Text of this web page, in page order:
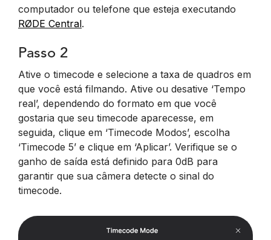
computador ou telefone que esteja executando
RØDE Central.
Passo 2
Ative o timecode e selecione a taxa de quadros em
que você está filmando. Ative ou desative ‘Tempo
real’, dependendo do formato em que você
gostaria que seu timecode aparecesse, em
seguida, clique em ‘Timecode Modos’, escolha
‘Timecode 5’ e clique em ‘Aplicar’. Verifique se o
ganho de saída está definido para 0dB para
garantir que sua câmera detecte o sinal do
timecode.